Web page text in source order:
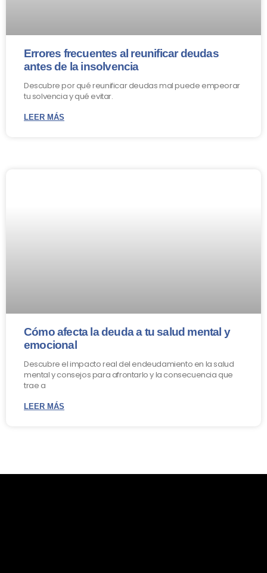
Errores frecuentes al reunificar deudas
antes de la insolvencia
Descubre por qué reunificar deudas mal puede empeorar
tu solvencia y qué evitar.
LEER MÁS
Cómo afecta la deuda a tu salud mental y
emocional
Descubre el impacto real del endeudamiento en la salud
mental y consejos para afrontarlo y la consecuencia que
trae a
LEER MÁS